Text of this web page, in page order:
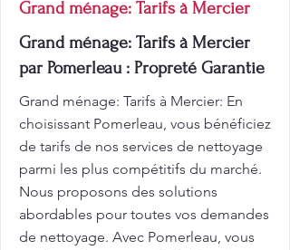
Grand ménage: Tarifs à Mercier
Grand ménage: Tarifs à Mercier
par Pomerleau : Propreté Garantie
Grand ménage: Tarifs à Mercier: En
choisissant Pomerleau, vous bénéficiez
de tarifs de nos services de nettoyage
parmi les plus compétitifs du marché.
Nous proposons des solutions
abordables pour toutes vos demandes
de nettoyage. Avec Pomerleau, vous